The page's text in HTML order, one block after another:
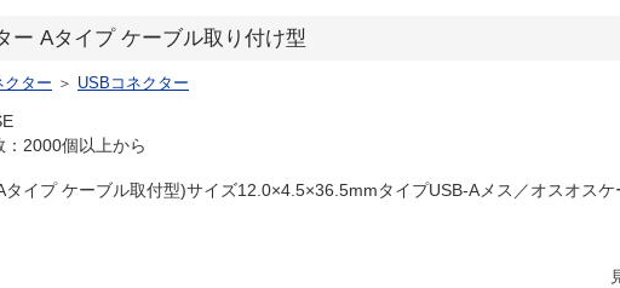
ー Aタイプ ケーブル取り付け型
クター ＞ USBコネクター
：2000個以上から
タイプ ケーブル取付型)サイズ12.0×4.5×36.5mmタイプUSB-Aメス／オスオス